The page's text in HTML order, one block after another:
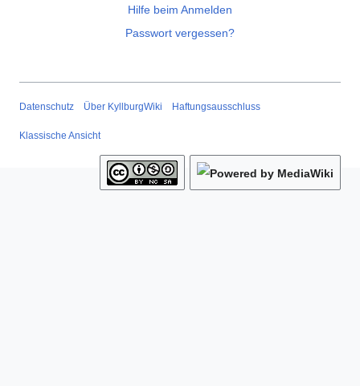
Hilfe beim Anmelden
Passwort vergessen?
Datenschutz Über KyllburgWiki Haftungsausschluss
Klassische Ansicht